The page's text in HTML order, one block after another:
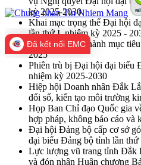
kỳ 2025-2030
Khai mạc trọng thể Đại hội
lần thứ I, nhiệm kỳ 2025 -
Đắk Lắk hoàn thành mục
2025
Phiên trù bị Đại hội đại biểu
nhiệm kỳ 2025-2030
Hiệp hội Doanh nhân Đắk
đổi số, kiến tạo môi trường
Họp Ban Chỉ đạo Quốc gia
hợp pháp, không báo cáo và
Đại hội Đảng bộ cấp cơ sở
đại biểu Đảng bộ tỉnh lần
Lực lượng vũ trang tỉnh Đắk
và đón nhận Huân chương
Đã kết nối EMC